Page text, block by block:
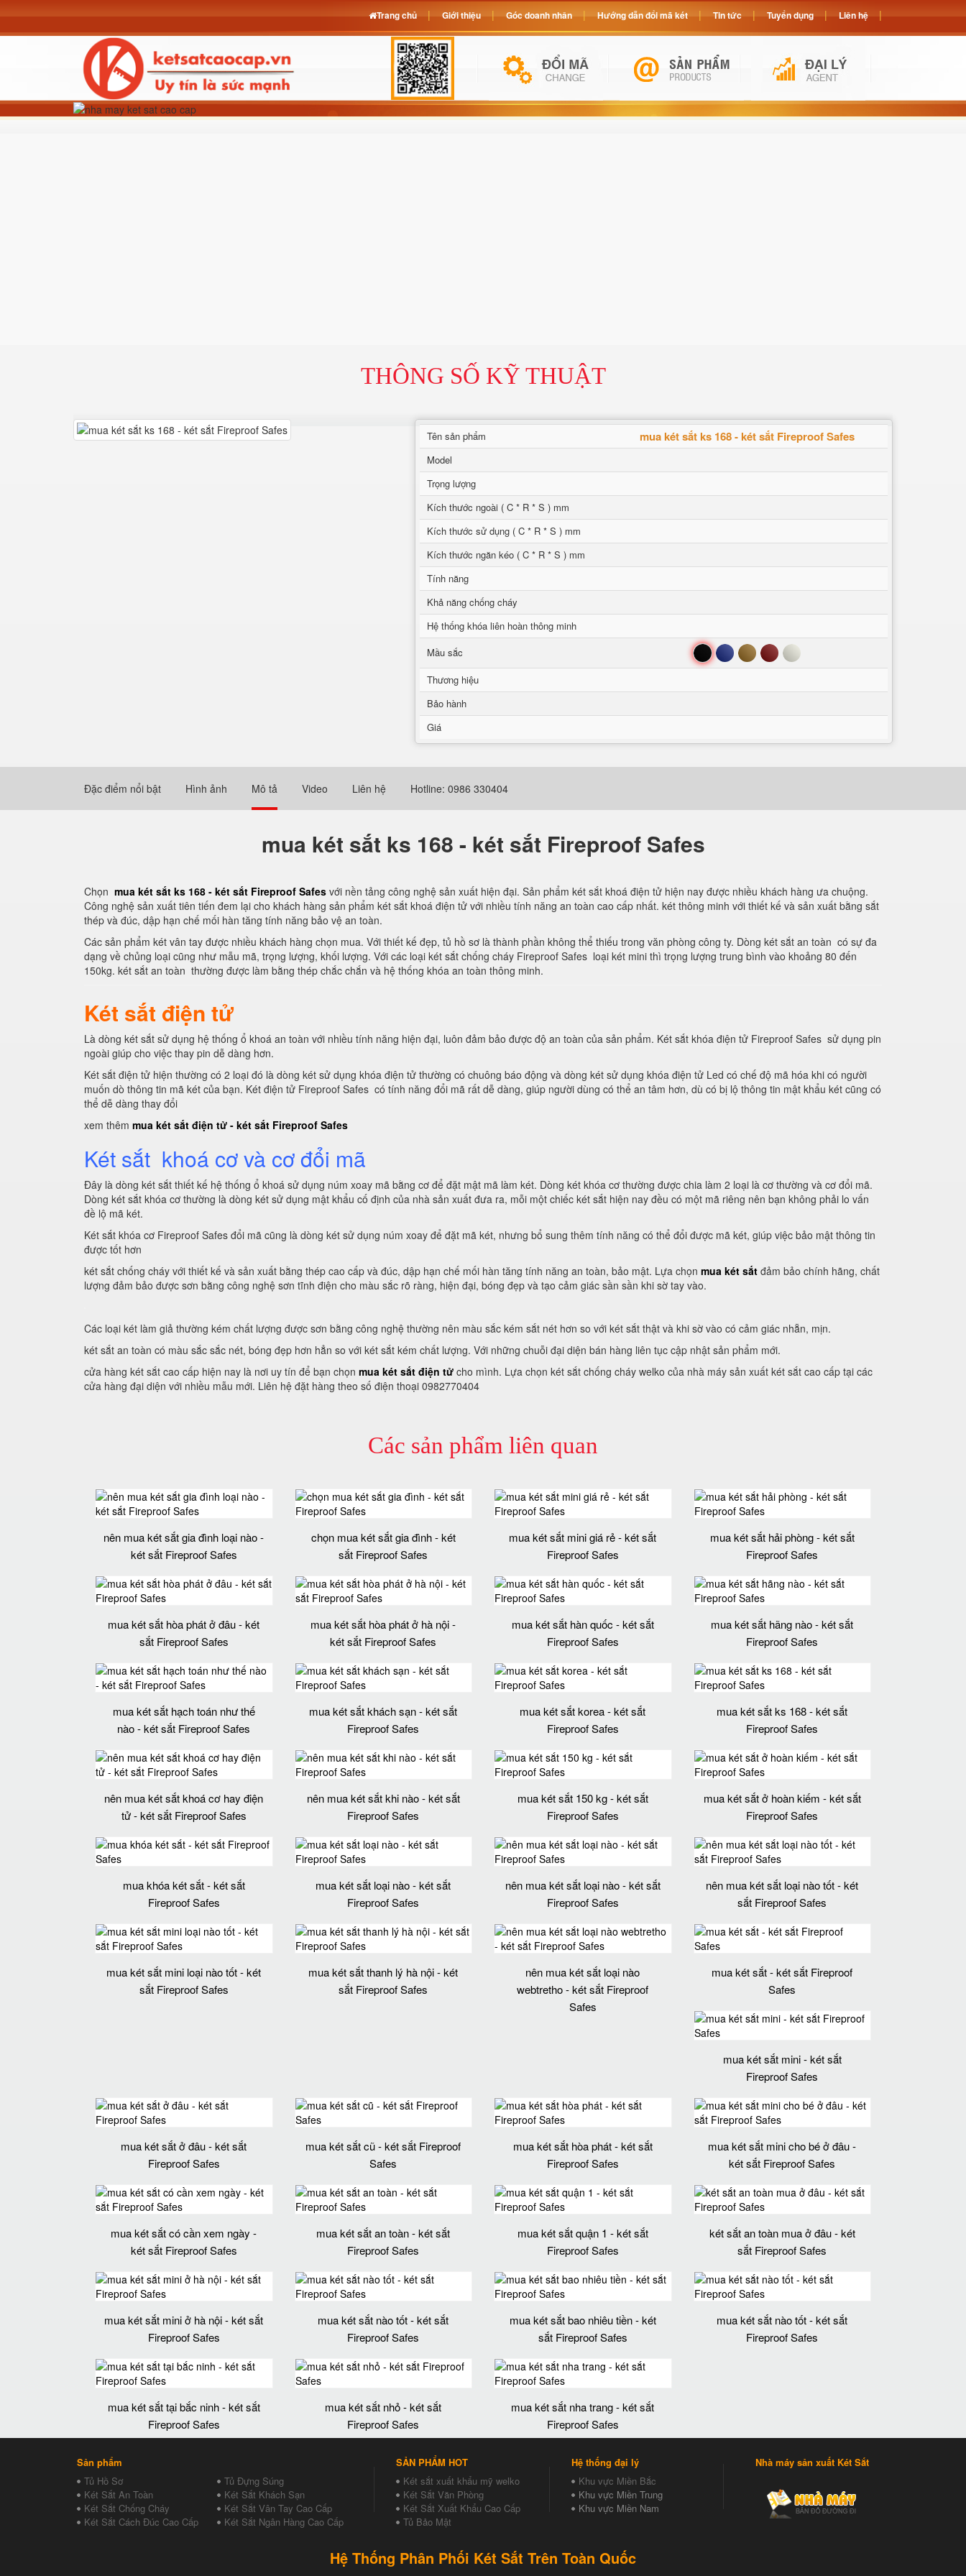
THÔNG SỐ KỸ THUẬT
Tên sản phẩm mua két sắt ks 168 - két sắt Fireproof Safes
Model
Trọng lượng
Kích thước ngoài ( C * R * S ) mm
Kích thước sử dụng ( C * R * S ) mm
Kích thước ngăn kéo ( C * R * S ) mm
Tính năng
Khả năng chống cháy
Hệ thống khóa liên hoàn thông minh
Mầu sắc
Đen Xanh Nâu Đỏ Trắng
Thương hiệu
Bảo hành
Giá
Đặc điểm nổi bật Hình ảnh Mô tả Video Liên hệ Hotline: 0986 330404
mua két sắt ks 168 - két sắt Fireproof Safes
Chọn mua két sắt ks 168 - két sắt Fireproof Safes với nền tảng công nghệ sản xuất hiện đại. Sản phẩm két sắt khoá điện tử hiện nay được nhiều khách hàng ưa chuộng.
Công nghệ sản xuất tiên tiến đem lại cho khách hàng sản phẩm két sắt khoá điện tử với nhiều tính năng an toàn cao cấp nhất. két thông minh với thiết kế và sản xuất bằng sắt
thép và đúc, dập hạn chế mối hàn tăng tính năng bảo vệ an toàn.
Các sản phẩm két vân tay được nhiều khách hàng chọn mua. Với thiết kế đẹp, tủ hồ sơ là thành phần không thể thiếu trong văn phòng công ty. Dòng két sắt an toàn có sự đa
dạng về chủng loại cũng như mẫu mã, trọng lượng, khối lượng. Với các loại két sắt chống cháy Fireproof Safes loại két mini thì trọng lượng trung bình vào khoảng 80 đến
150kg. két sắt an toàn thường được làm bằng thép chắc chắn và hệ thống khóa an toàn thông minh.
Két sắt điện tử
Là dòng két sắt sử dụng hệ thống ổ khoá an toàn với nhiều tính năng hiện đại, luôn đảm bảo được độ an toàn của sản phẩm. Két sắt khóa điện tử Fireproof Safes sử dụng pin
ngoài giúp cho việc thay pin dễ dàng hơn.
Két sắt điện tử hiện thường có 2 loại đó là dòng két sử dụng khóa điện tử thường có chuông báo động và dòng két sử dụng khóa điện tử Led có chế độ mã hóa khi có người
muốn dò thông tin mã két của bạn. Két điện tử Fireproof Safes có tính năng đổi mã rất dễ dàng, giúp người dùng có thể an tâm hơn, dù có bị lộ thông tin mật khẩu két cũng có
thể dễ dàng thay đổi
xem thêm mua két sắt điện tử - két sắt Fireproof Safes
Két sắt khoá cơ và cơ đổi mã
Đây là dòng két sắt thiết kế hệ thống ổ khoá sử dụng núm xoay mã bằng cơ để đặt mật mã làm két. Dòng két khóa cơ thường được chia làm 2 loại là cơ thường và cơ đổi mã.
Dòng két sắt khóa cơ thường là dòng két sử dụng mật khẩu cố định của nhà sản xuất đưa ra, mỗi một chiếc két sắt hiện nay đều có một mã riêng nên bạn không phải lo vấn
đề lộ mã két.
Két sắt khóa cơ Fireproof Safes đổi mã cũng là dòng két sử dụng núm xoay để đặt mã két, nhưng bổ sung thêm tính năng có thể đổi được mã két, giúp việc bảo mật thông tin
được tốt hơn
két sắt chống cháy với thiết kế và sản xuất bằng thép cao cấp và đúc, dập hạn chế mối hàn tăng tính năng an toàn, bảo mật. Lựa chọn mua két sắt đảm bảo chính hãng, chất
lượng đảm bảo được sơn bằng công nghệ sơn tĩnh điện cho màu sắc rõ ràng, hiện đại, bóng đẹp và tạo cảm giác sần sần khi sờ tay vào.
Các loại két làm giả thường kém chất lượng được sơn bằng công nghệ thường nên màu sắc kém sắt nét hơn so với két sắt thật và khi sờ vào có cảm giác nhẵn, mịn.
két sắt an toàn có màu sắc sắc nét, bóng đẹp hơn hẳn so với két sắt kém chất lượng. Với những chuỗi đại diện bán hàng liên tục cập nhật sản phẩm mới.
cửa hàng két sắt cao cấp hiện nay là nơi uy tín để bạn chọn mua két sắt điện tử cho mình. Lựa chọn két sắt chống cháy welko của nhà máy sản xuất két sắt cao cấp tại các
cửa hàng đại diện với nhiều mẫu mới. Liên hệ đặt hàng theo số điện thoại 0982770404
Các sản phẩm liên quan
nên mua két sắt gia đình loại nào -
két sắt Fireproof Safes
chọn mua két sắt gia đình - két
sắt Fireproof Safes
mua két sắt mini giá rẻ - két sắt
Fireproof Safes
mua két sắt hải phòng - két sắt
Fireproof Safes
mua két sắt hòa phát ở đâu - két
sắt Fireproof Safes
mua két sắt hòa phát ở hà nội -
két sắt Fireproof Safes
mua két sắt hàn quốc - két sắt
Fireproof Safes
mua két sắt hãng nào - két sắt
Fireproof Safes
mua két sắt hạch toán như thế
nào - két sắt Fireproof Safes
mua két sắt khách sạn - két sắt
Fireproof Safes
mua két sắt korea - két sắt
Fireproof Safes
mua két sắt ks 168 - két sắt
Fireproof Safes
nên mua két sắt khoá cơ hay điện
tử - két sắt Fireproof Safes
nên mua két sắt khi nào - két sắt
Fireproof Safes
mua két sắt 150 kg - két sắt
Fireproof Safes
mua két sắt ở hoàn kiếm - két sắt
Fireproof Safes
mua khóa két sắt - két sắt
Fireproof Safes
mua két sắt loại nào - két sắt
Fireproof Safes
nên mua két sắt loại nào - két sắt
Fireproof Safes
nên mua két sắt loại nào tốt - két
sắt Fireproof Safes
mua két sắt mini loại nào tốt - két
sắt Fireproof Safes
mua két sắt thanh lý hà nội - két
sắt Fireproof Safes
nên mua két sắt loại nào
webtretho - két sắt Fireproof
Safes
mua két sắt - két sắt Fireproof
Safes
mua két sắt mini - két sắt
Fireproof Safes
mua két sắt ở đâu - két sắt
Fireproof Safes
mua két sắt cũ - két sắt Fireproof
Safes
mua két sắt hòa phát - két sắt
Fireproof Safes
mua két sắt mini cho bé ở đâu -
két sắt Fireproof Safes
mua két sắt có cần xem ngày -
két sắt Fireproof Safes
mua két sắt an toàn - két sắt
Fireproof Safes
mua két sắt quận 1 - két sắt
Fireproof Safes
két sắt an toàn mua ở đâu - két
sắt Fireproof Safes
mua két sắt mini ở hà nội - két sắt
Fireproof Safes
mua két sắt nào tốt - két sắt
Fireproof Safes
mua két sắt bao nhiêu tiền - két
sắt Fireproof Safes
mua két sắt nào tốt - két sắt
Fireproof Safes
mua két sắt tại bắc ninh - két sắt
Fireproof Safes
mua két sắt nhỏ - két sắt
Fireproof Safes
mua két sắt nha trang - két sắt
Fireproof Safes
Sản phẩm
Tủ Hồ Sơ
Tủ Đựng Súng
Két Sắt An Toàn
Két Sắt Khách Sạn
Két Sắt Chống Cháy
Két Sắt Vân Tay Cao Cấp
Két Sắt Cách Đúc Cao Cấp
Két Sắt Ngân Hàng Cao Cấp
SẢN PHẨM HOT
Két sắt xuất khẩu mỹ welko
Két Sắt Văn Phòng
Két Sắt Xuất Khẩu Cao Cấp
Tủ Bảo Mật
Hệ thống đại lý
Khu vực Miền Bắc
Khu vực Miền Trung
Khu vực Miền Nam
Nhà máy sản xuất Két Sắt
Hệ Thống Phân Phối Két Sắt Trên Toàn Quốc
Trang chủ Giới thiệu Góc doanh nhân Hướng dẫn đổi mã két Tin tức Tuyển dụng Liên hệ